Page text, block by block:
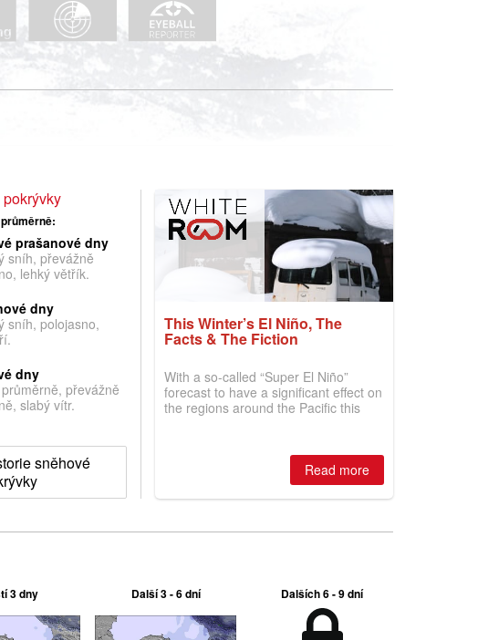
prašanové dny
sníh, převážně
lehký větřík.
dny
sníh, polojasno,
dny
převážně
slabý vítr.
sněhové
This Winter’s El Niño, The
Facts & The Fiction
With a so-called “Super El Niño”
forecast to have a significant effect on
the regions around the Pacific this
where are the best odds?
Read more
3 dny Další 3 - 6 dní Dalších 6 - 9 dní